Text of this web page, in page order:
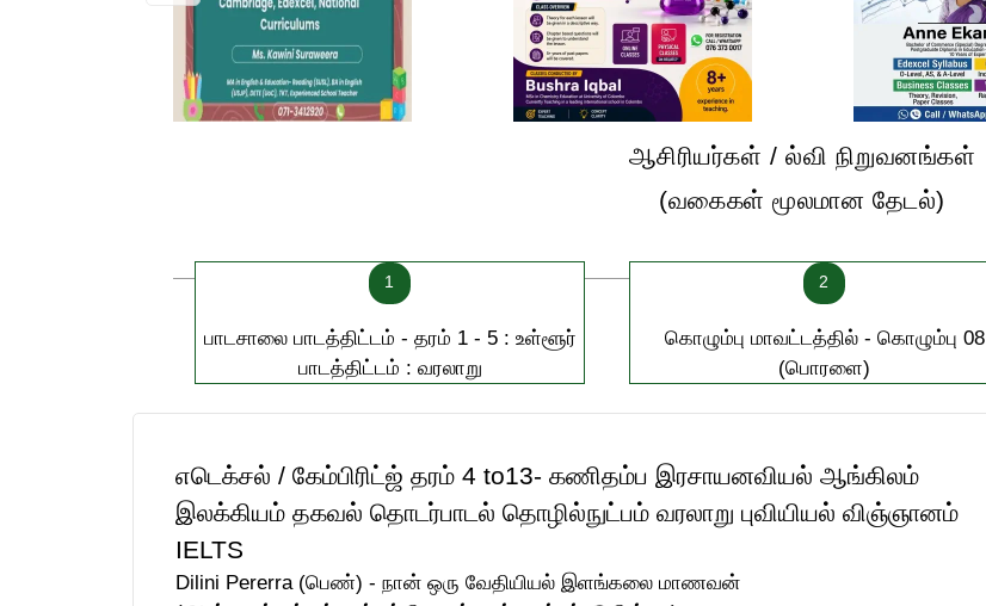
ஆசிரியர்கள் / ல்வி நிறுவனங்கள்
(வகைகள் மூலமான தேடல்)
1
பாடசாலை பாடத்திட்டம் - தரம் 1 - 5 : உள்ளூர்
பாடத்திட்டம் : வரலாறு
2
கொழும்பு மாவட்டத்தில் - கொழும்பு 08
(பொரளை)
எடெக்சல் / கேம்பிரிட்ஜ் தரம் 4 to13- கணிதம்ப இரசாயனவியல் ஆங்கிலம்
இலக்கியம் தகவல் தொடர்பாடல் தொழில்நுட்பம் வரலாறு புவியியல் விஞ்ஞானம்
IELTS
Dilini Pererra (பெண்) - நான் ஒரு வேதியியல் இளங்கலை மாணவன்